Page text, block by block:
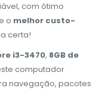
com ótimo
o melhor custo-
certa!
i3-3470, 8GB de
computador
navegação, pacotes